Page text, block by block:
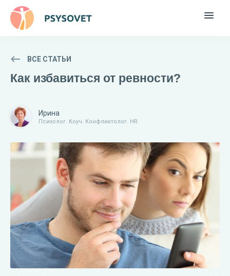
ВСЕ СТАТЬИ
Как избавиться от ревности?
Ирина
Психолог. Коуч. Конфликтолог. HR